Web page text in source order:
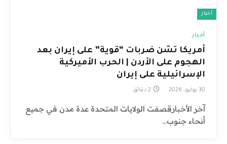
أخبار
أخبار
أمريكا تشن ضربات “قوية” على إيران بعد
الهجوم على الأردن | الحرب الأميركية
الإسرائيلية على إيران
30 يوليو، 2026 2 دقائق
آخر الأخبارقصفت الولايات المتحدة عدة مدن في جميع
أنحاء جنوب…